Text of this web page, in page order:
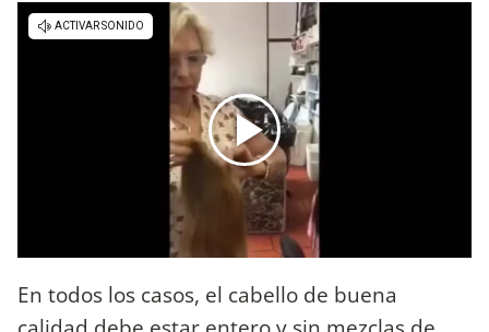
En todos los casos, el cabello de buena